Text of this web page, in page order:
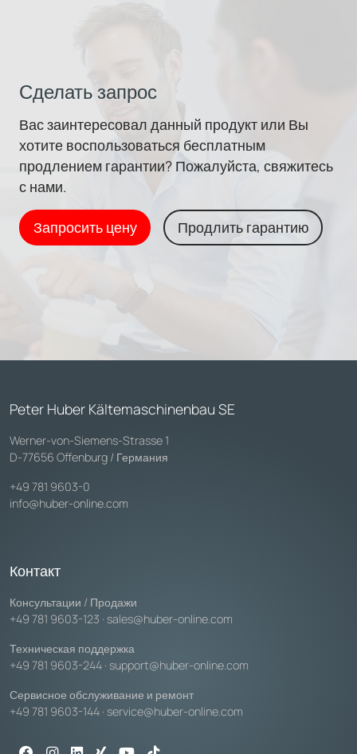
Сделать запрос
Вас заинтересовал данный продукт или Вы
хотите воспользоваться бесплатным
продлением гарантии? Пожалуйста, свяжитесь
с нами.
Запросить цену Продлить гарантию
Peter Huber Kältemaschinenbau SE
Werner-von-Siemens-Strasse 1
D-77656 Offenburg / Германия
+49 781 9603-0
info@huber-online.com
Контакт
Консультации / Продажи
+49 781 9603-123 · sales@huber-online.com
Техническая поддержка
+49 781 9603-244 · support@huber-online.com
Сервисное обслуживание и ремонт
+49 781 9603-144 · service@huber-online.com